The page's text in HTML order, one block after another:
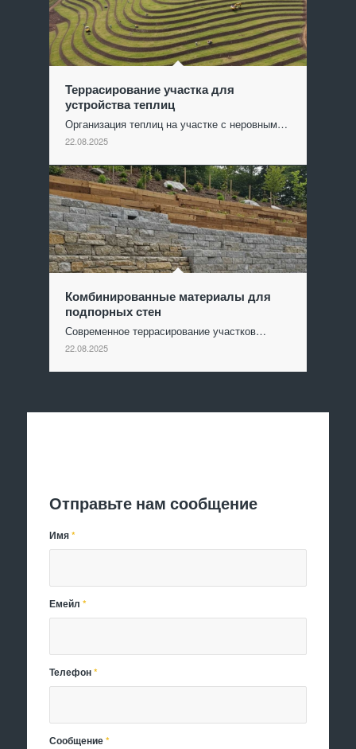
Террасирование участка для
устройства теплиц
Организация теплиц на участке с неровным…
22.08.2025
Комбинированные материалы для
подпорных стен
Современное террасирование участков…
22.08.2025
Отправьте нам сообщение
Имя*
Емейл*
Телефон*
Сообщение*